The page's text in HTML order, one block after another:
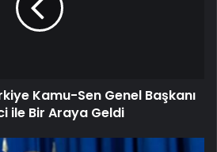
Kamu-Sen Genel Başkanı
ile Bir Araya Geldi